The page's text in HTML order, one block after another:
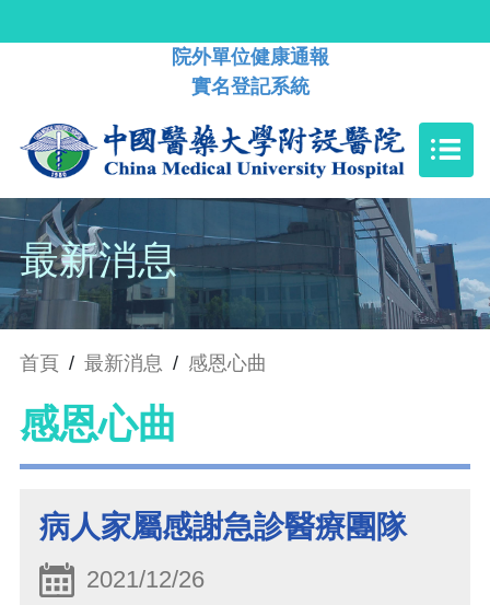
院外單位健康通報
實名登記系統
最新消息
首頁 / 最新消息 / 感恩心曲
感恩心曲
病人家屬感謝急診醫療團隊
2021/12/26